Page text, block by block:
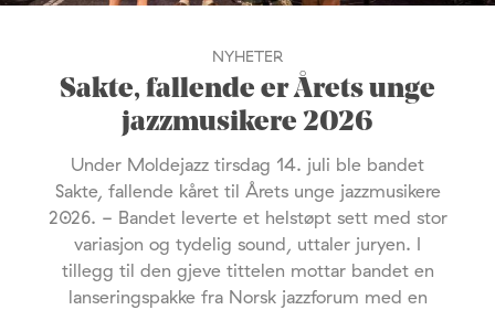
NYHETER
Sakte, fallende er Årets unge
jazzmusikere 2026
Under Moldejazz tirsdag 14. juli ble bandet
Sakte, fallende kåret til Årets unge jazzmusikere
2026. - Bandet leverte et helstøpt sett med stor
variasjon og tydelig sound, uttaler juryen. I
tillegg til den gjeve tittelen mottar bandet en
lanseringspakke fra Norsk jazzforum med en